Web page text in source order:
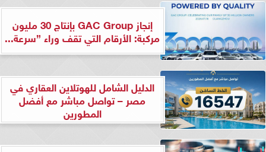
إنجاز GAC Group بإنتاج 30 مليون
مركبة: الأرقام التي تقف وراء ”سرعة...
الدليل الشامل للهوتلاين العقاري في
مصر – تواصل مباشر مع أفضل
المطورين